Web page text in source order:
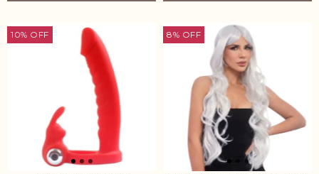
10% OFF 8% OFF